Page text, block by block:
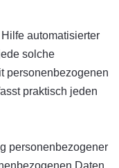
automatisierter
solche
personenbezogenen
praktisch jeden
personenbezogener
Daten